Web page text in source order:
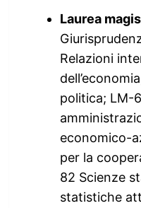
Laurea
Relazioni
politica; LM-
economico-
per la
82 Scienze
statistiche